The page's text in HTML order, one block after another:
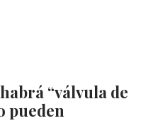
“válvula de
pueden